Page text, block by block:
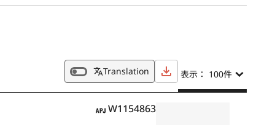
Translation 表示： 100件
APJ
W1154863